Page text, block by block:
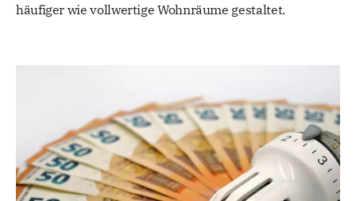
häufiger wie vollwertige Wohnräume gestaltet.